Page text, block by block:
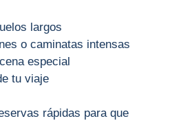
largos
o caminatas intensas
especial
tu viaje
rápidas para que